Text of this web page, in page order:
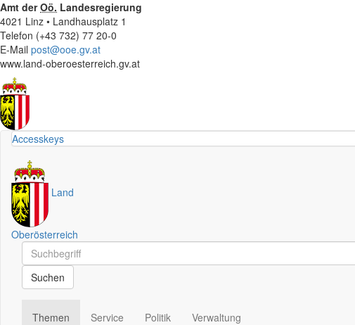
Amt derOö. Landesregierung
4021 Linz • Landhausplatz 1
Telefon (+43 732) 77 20-0
E-Mail post@ooe.gv.at
www.land-oberoesterreich.gv.at
Accesskeys
Land
Oberösterreich
Schnellsuche
Schnellsuche
Suchen
Themen
Service
Politik
Verwaltung